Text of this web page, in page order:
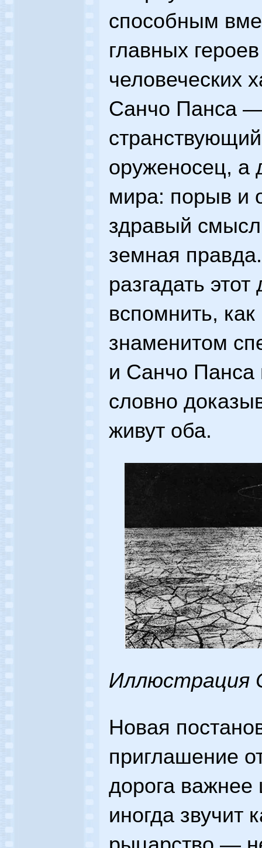
способным
главных
человеческих
Санчо Панса
оруженосец, а
мира: порыв и
здравый
земная
разгадать
вспомнить,
знаменитом
и Санчо Панса
словно
живут оба.
Иллюстрация
Новая
приглашение
дорога
иногда звучит